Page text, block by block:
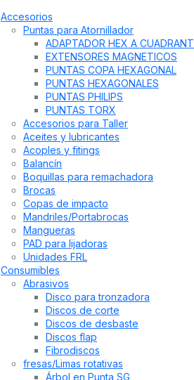
Accesorios
Puntas para Atornillador
ADAPTADOR HEX A
EXTENSORES MAGNETICOS
PUNTAS COPA HEXAGONAL
PUNTAS HEXAGONALES
PUNTAS PHILIPS
PUNTAS TORX
Accesorios para Taller
Aceites y lubricantes
Acoples y fitings
Balancín
Boquillas para remachadora
Brocas
Copas de impacto
Mandriles/Portabrocas
Mangueras
PAD para lijadoras
Unidades FRL
Consumibles
Abrasivos
Disco para tronzadora
Discos de corte
Discos de desbaste
Discos flap
Fibrodiscos
fresas/Limas rotativas
Árbol en Punta SG